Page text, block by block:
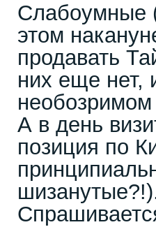
Слабоумные
этом
продавать
них еще нет,
А в день
позиция по